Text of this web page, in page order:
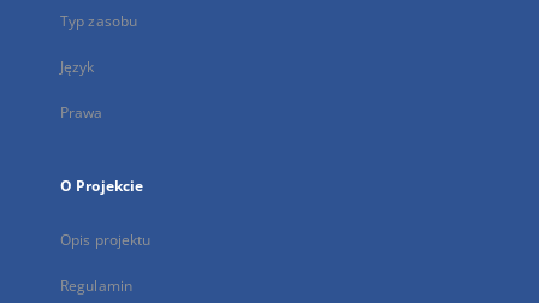
Typ zasobu
Język
Prawa
O Projekcie
Opis projektu
Regulamin